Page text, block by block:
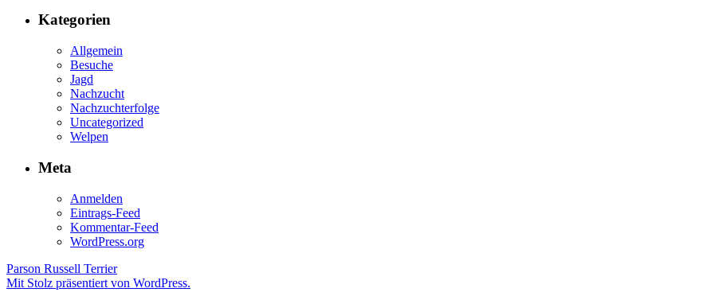
Kategorien
Allgemein
Besuche
Jagd
Nachzucht
Nachzuchterfolge
Uncategorized
Welpen
Meta
Anmelden
Eintrags-Feed
Kommentar-Feed
WordPress.org
Parson Russell Terrier
Mit Stolz präsentiert von WordPress.